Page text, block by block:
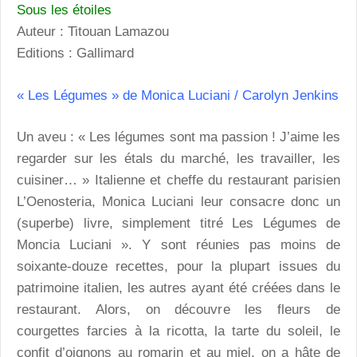
Sous les étoiles
Auteur : Titouan Lamazou
Editions : Gallimard
« Les Légumes » de Monica Luciani / Carolyn Jenkins
Un aveu : « Les légumes sont ma passion ! J’aime les
regarder sur les étals du marché, les travailler, les
cuisiner… » Italienne et cheffe du restaurant parisien
L’Oenosteria, Monica Luciani leur consacre donc un
(superbe) livre, simplement titré Les Légumes de
Moncia Luciani ». Y sont réunies pas moins de
soixante-douze recettes, pour la plupart issues du
patrimoine italien, les autres ayant été créées dans le
restaurant. Alors, on découvre les fleurs de
courgettes farcies à la ricotta, la tarte du soleil, le
confit d’oignons au romarin et au miel, on a hâte de